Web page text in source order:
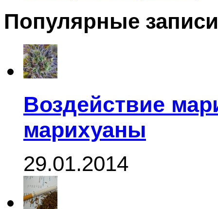
Популярные записи
Воздействие
марихуаны
29.01.2014